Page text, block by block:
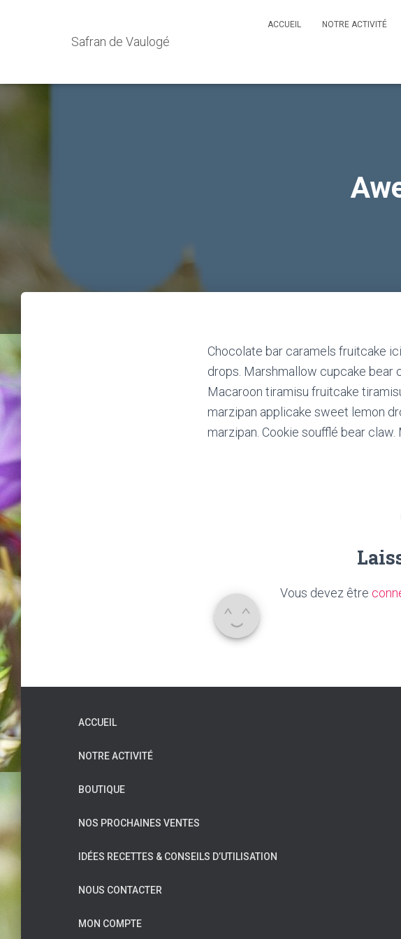
Safran de Vaulogé
ACCUEIL NOTRE ACTIVITÉ
Chocolate bar caramels fruitcake
drops. Marshmallow cupcake bear
Macaroon tiramisu fruitcake
marzipan applicake sweet lemon
marzipan. Cookie soufflé bear
Vous devez être
ACCUEIL
NOTRE ACTIVITÉ
BOUTIQUE
NOS PROCHAINES VENTES
IDÉES RECETTES & CONSEILS D’UTILISATION
NOUS CONTACTER
MON COMPTE